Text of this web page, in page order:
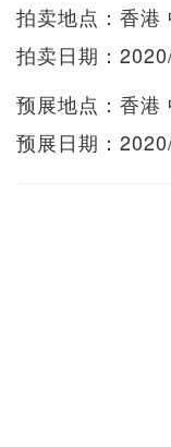
拍卖地点：香港
拍卖日期：
预展地点：香港
预展日期：